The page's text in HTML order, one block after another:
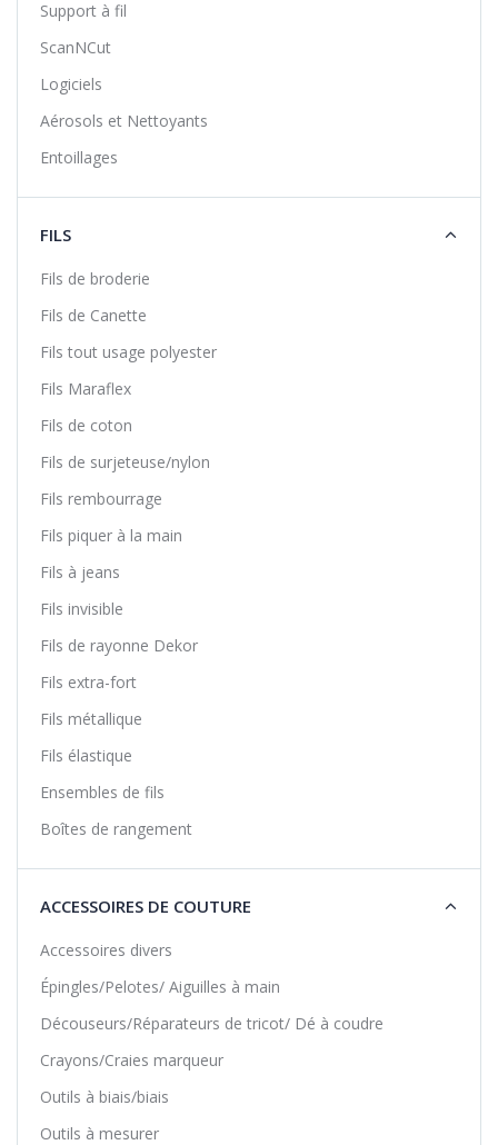
Support à fil
ScanNCut
Logiciels
Aérosols et Nettoyants
Entoillages
FILS
Fils de broderie
Fils de Canette
Fils tout usage polyester
Fils Maraflex
Fils de coton
Fils de surjeteuse/nylon
Fils rembourrage
Fils piquer à la main
Fils à jeans
Fils invisible
Fils de rayonne Dekor
Fils extra-fort
Fils métallique
Fils élastique
Ensembles de fils
Boîtes de rangement
ACCESSOIRES DE COUTURE
Accessoires divers
Épingles/Pelotes/ Aiguilles à main
Découseurs/Réparateurs de tricot/ Dé à coudre
Crayons/Craies marqueur
Outils à biais/biais
Outils à mesurer